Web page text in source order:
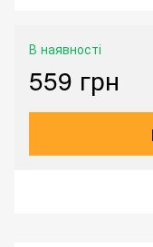
В наявності
559 грн